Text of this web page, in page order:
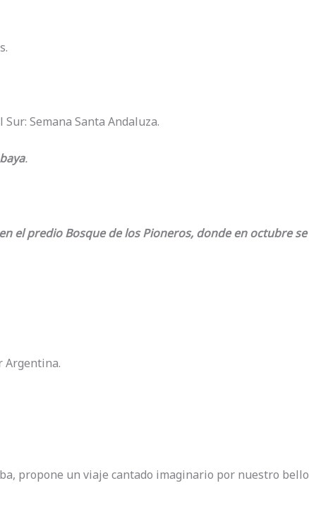
Semana Santa Andaluza.
.
el predio Bosque de los Pioneros, donde en octubre se
Argentina.
propone un viaje cantado imaginario por nuestro bello